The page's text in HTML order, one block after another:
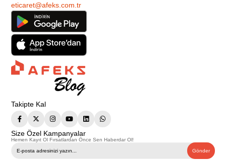
eticaret@afeks.com.tr
Takipte Kal
Size Özel Kampanyalar
Hemen Kayıt Ol Fırsatlardan Önce Sen Haberdar Ol!
Gönder